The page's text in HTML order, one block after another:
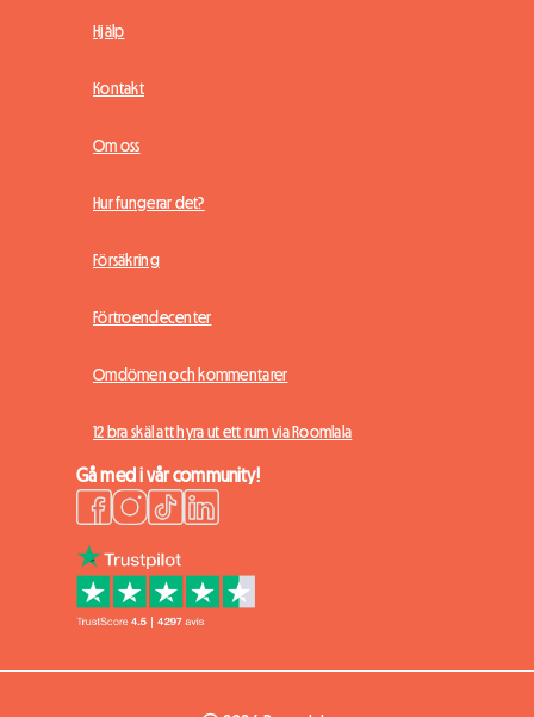
Hjälp
Kontakt
Om oss
Hur fungerar det?
Försäkring
Förtroendecenter
Omdömen och kommentarer
12 bra skäl att hyra ut ett rum via Roomlala
Gå med i vår community!